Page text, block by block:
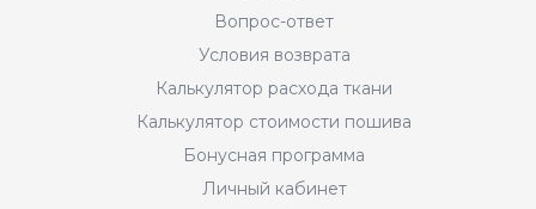
Вопрос-ответ
Условия возврата
Калькулятор расхода ткани
Калькулятор стоимости пошива
Бонусная программа
Личный кабинет